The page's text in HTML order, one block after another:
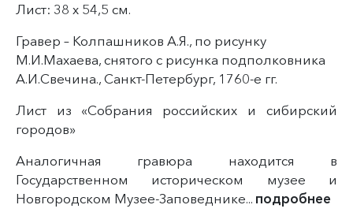
Лист: 38 х 54,5 см.
Гравер – Колпашников А.Я., по рисунку
М.И.Махаева, снятого с рисунка подполковника
А.И.Свечина., Санкт-Петербург, 1760-е гг.
Лист из «Собрания российских и сибирский
городов»
Аналогичная гравюра находится в
Государственном историческом музее и
Новгородском Музее-Заповеднике... подробнее